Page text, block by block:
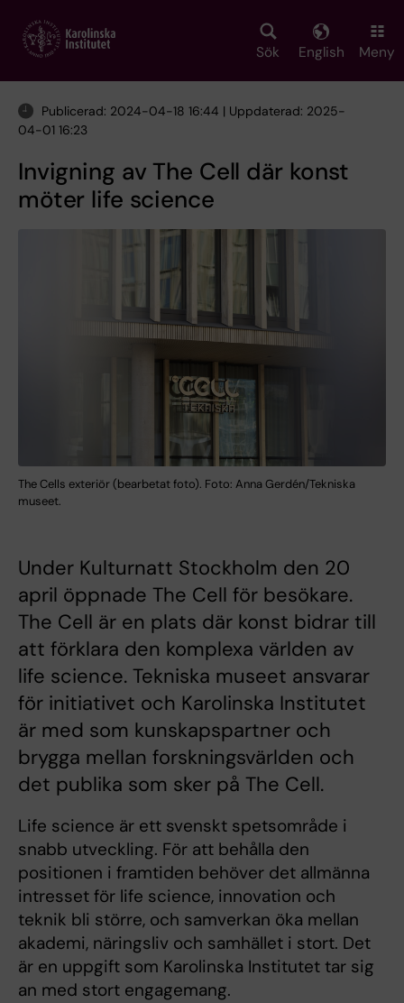
main
Sök English Meny
Publicerad: 2024-04-18 16:44 | Uppdaterad: 2025-
04-01 16:23
Invigning av The Cell där konst
möter life science
The Cells exteriör (bearbetat foto). Foto: Anna Gerdén/Tekniska
museet.
Under Kulturnatt Stockholm den 20
april öppnade The Cell för besökare.
The Cell är en plats där konst bidrar till
att förklara den komplexa världen av
life science. Tekniska museet ansvarar
för initiativet och Karolinska Institutet
är med som kunskapspartner och
brygga mellan forskningsvärlden och
det publika som sker på The Cell.
Life science är ett svenskt spetsområde i
snabb utveckling. För att behålla den
positionen i framtiden behöver det allmänna
intresset för life science, innovation och
teknik bli större, och samverkan öka mellan
akademi, näringsliv och samhället i stort. Det
är en uppgift som Karolinska Institutet tar sig
an med stort engagemang.